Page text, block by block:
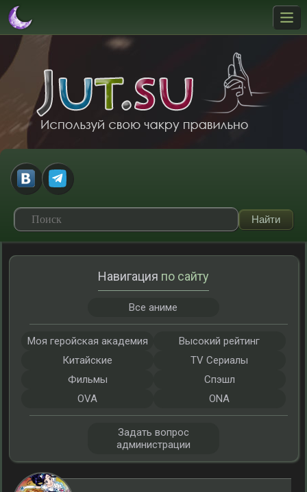
Навигация по сайту
Все аниме
Моя геройская академия
Высокий рейтинг
Китайские
TV Сериалы
Фильмы
Спэшл
OVA
ONA
Задать вопрос
администрации